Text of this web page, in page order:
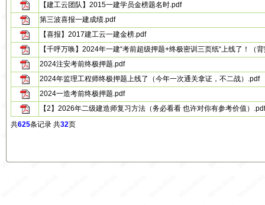
【建工云团队】2015一建学员金榜题名时.pdf
第三波喜报一建成绩.pdf
【喜报】2017建工云一建金榜.pdf
【千呼万唤】2024年一建“考前超级押题+终极密训三页纸“上线了！（
2024注安考前终极押题.pdf
2024年监理工程师终极押题上线了（今年一次通关拿证，不二战）.pdf
2024一造考前终极押题.pdf
【2】2026年二级建造师复习方法（务必看看 也许对你有参考价值）.pdf
共625条记录 共32页